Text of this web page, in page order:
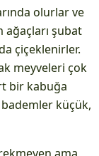
olurlar ve
ağaçları şubat
çiçeklenirler.
meyveleri çok
bir kabuğa
küçük,